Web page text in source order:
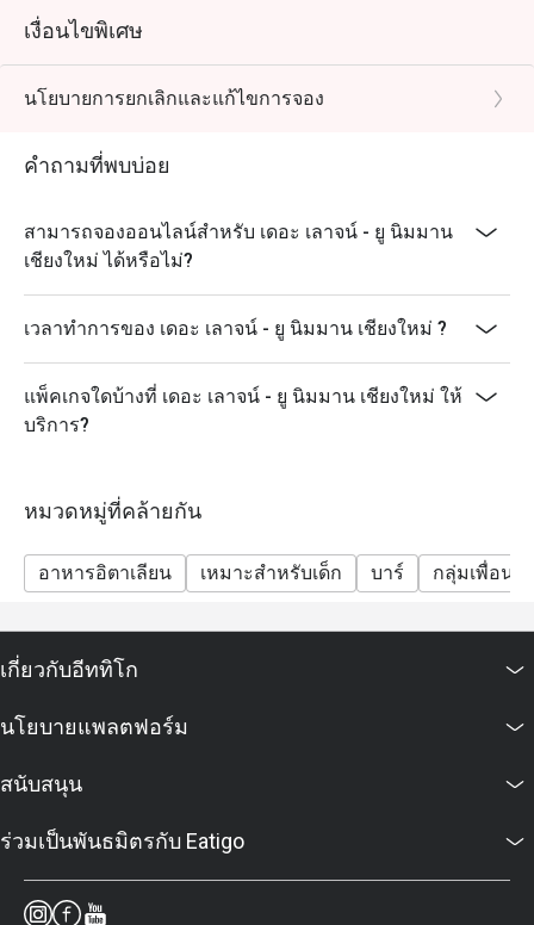
เงื่อนไขพิเศษ
นโยบายการยกเลิกและแก้ไขการจอง
คำถามที่พบบ่อย
สามารถจองออนไลน์สำหรับ เดอะ เลาจน์ - ยู นิมมาน
เชียงใหม่ ได้หรือไม่?
เวลาทำการของ เดอะ เลาจน์ - ยู นิมมาน เชียงใหม่ ?
แพ็คเกจใดบ้างที่ เดอะ เลาจน์ - ยู นิมมาน เชียงใหม่ ให้
บริการ?
หมวดหมู่ที่คล้ายกัน
อาหารอิตาเลียน เหมาะสำหรับเด็ก บาร์ กลุ่มเพื่อน
เกี่ยวกับอีททิโก
นโยบายแพลตฟอร์ม
สนับสนุน
ร่วมเป็นพันธมิตรกับ Eatigo